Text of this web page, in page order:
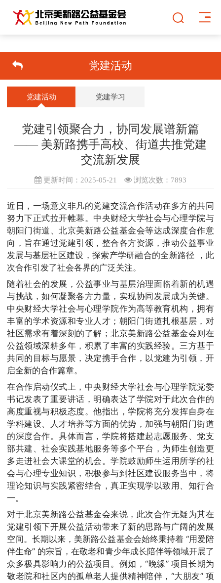
党建活动
党建活动 党建学习
党建引领聚合力，协同发展谱新篇
—— 美新路携手高校、街道共推党建
交流新发展
更新时间：2025-05-21 浏览次数： 7893
近日，一场意义非凡的党建交流合作活动在多方的共同
努力下正式拉开帷幕。中央财经大学社会与心理学院与
朝阳门街道、北京美新路公益基金会等达成深度合作意
向，旨在通过党建引领，整合各方资源，推动公益事业
发展与基层社区建设，探索产学研融合的全新路径 ，此
次合作引发了社会各界的广泛关注。
随着社会的发展，公益事业与基层治理面临着新的机遇
与挑战，如何凝聚各方力量，实现协同发展成为关键。
中央财经大学社会与心理学院作为高等教育机构，拥有
丰富的学术资源和专业人才；朝阳门街道扎根基层，对
社区需求有着深刻的了解；北京美新路公益基金会则在
公益领域深耕多年，积累了丰富的实践经验。三方基于
共同的目标与愿景，决定携手合作，以党建为引领，开
启全新的合作篇章。
在合作启动仪式上，中央财经大学社会与心理学院党委
书记发表了重要讲话，明确表达了学院对于此次合作的
高度重视与积极态度。他指出，学院将充分发挥自身在
学科建设、人才培养等方面的优势，加强与朝阳门街道
的深度合作。具体而言，学院将搭建起志愿服务、党支
部共建、社会实践基地服务等多个平台，为师生创造更
多走进社会大课堂的机会。学院鼓励师生运用所学的社
会与心理专业知识，积极参与到社区建设服务当中，将
理论知识与实践紧密结合，真正实现学以致用、知行合
一。
对于北京美新路公益基金会来说，此次合作无疑为其在
党建引领下开展公益活动带来了新的思路与广阔的发展
空间。长期以来，美新路公益基金会始终秉持着 “用爱陪
伴生命” 的宗旨，在敬老和青少年成长陪伴等领域开展了
众多极具影响力的公益项目。例如，“晚缘” 项目长期为
敬老院和社区内的孤单老人提供精神陪伴，“大朋友” 项